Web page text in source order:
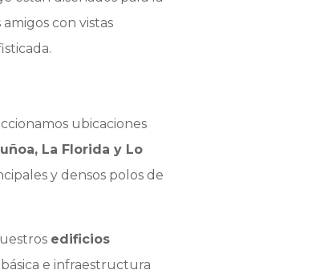
con vistas
ubicaciones
La Florida y Lo
y densos polos de
edificios
e infraestructura